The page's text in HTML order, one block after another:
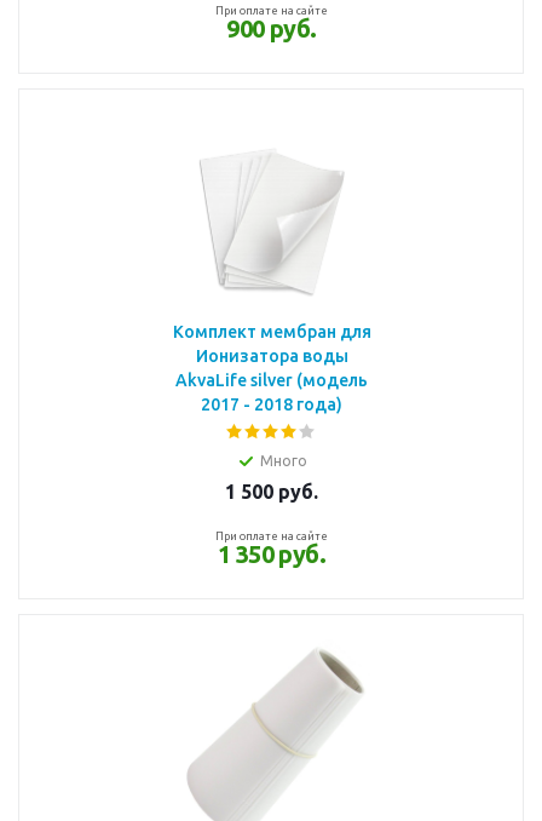
При оплате на сайте
900 руб.
Комплект мембран для
Ионизатора воды
AkvaLife silver (модель
2017 - 2018 года)
Много
1 500 руб.
При оплате на сайте
1 350 руб.